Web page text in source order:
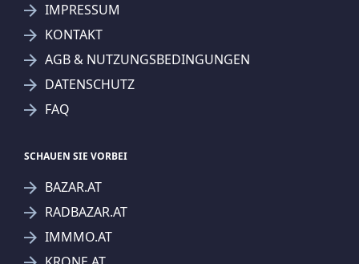
IMPRESSUM
KONTAKT
AGB & NUTZUNGSBEDINGUNGEN
DATENSCHUTZ
FAQ
SCHAUEN SIE VORBEI
BAZAR.AT
RADBAZAR.AT
IMMMO.AT